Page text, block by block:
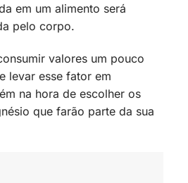
em um alimento será
pelo corpo.
valores um pouco
levar esse fator em
na hora de escolher os
que farão parte da sua